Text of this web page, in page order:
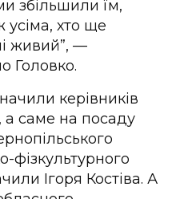
збільшили їм,
усіма, хто ще
живий”, —
Головко.
керівників
а саме на посаду
фізкультурного
Ігоря Костіва. А